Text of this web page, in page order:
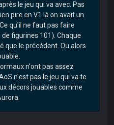
le jeu qui va avec. Pas
pire en V1 là on avait un
qu'il ne faut pas faire
figurines 101). Chaque
que le précédent. Ou alors
n'ont pas assez
n'est pas le jeu qui va te
décors jouables comme